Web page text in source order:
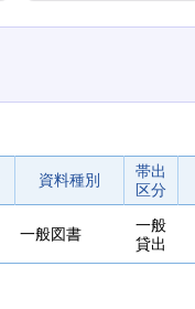
資料種別
帯出
区分
一般図書
一般
貸出